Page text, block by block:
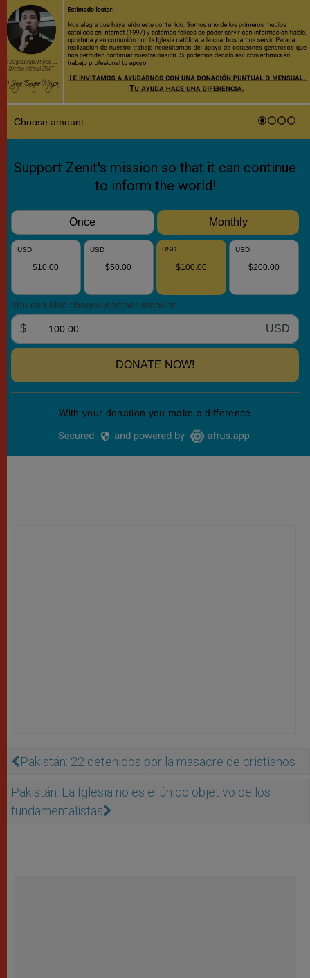
Pakistán: 22 detenidos por la masacre de cristianos
Pakistán: La Iglesia no es el único objetivo de los
fundamentalistas